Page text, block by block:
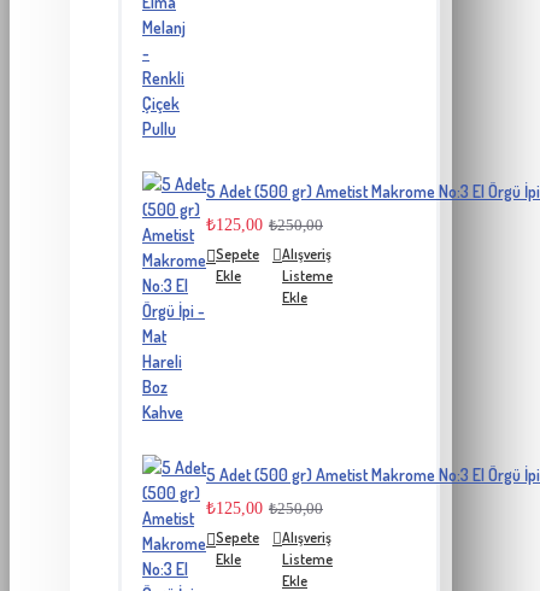
5 Adet (500 gr) Ametist Makrome No:3 El Örgü
₺125,00 ₺250,00
Sepete
Ekle
Alışveriş
Listeme
Ekle
5 Adet (500 gr) Ametist Makrome No:3 El Örgü
₺125,00 ₺250,00
Sepete
Ekle
Alışveriş
Listeme
Ekle